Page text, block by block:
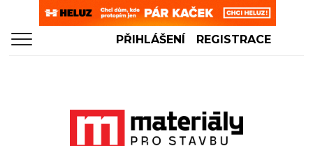
PŘIHLÁŠENÍ REGISTRACE